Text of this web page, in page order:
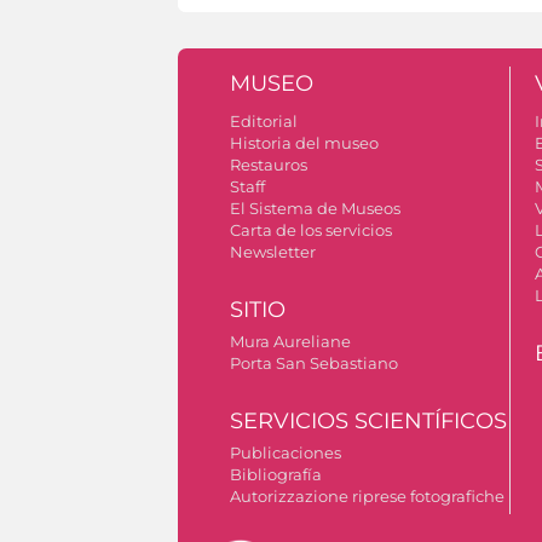
MUSEO
Editorial
Historia del museo
Restauros
Staff
El Sistema de Museos
Carta de los servicios
Newsletter
SITIO
Mura Aureliane
Porta San Sebastiano
SERVICIOS SCIENTÍFICOS
Publicaciones
Bibliografía
Autorizzazione riprese fotografiche